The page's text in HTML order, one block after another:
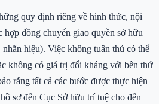
quy định riêng về hình thức, nội
hợp đồng chuyển giao quyền sở hữu
hiệu). Việc không tuân thủ có thể
không có giá trị đối kháng với bên thứ
rằng tất cả các bước được thực hiện
sơ đến Cục Sở hữu trí tuệ cho đến